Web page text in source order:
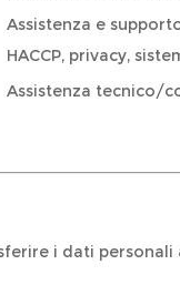
Assistenza e
HACCP, privacy,
Assistenza tecnico/
i dati personali